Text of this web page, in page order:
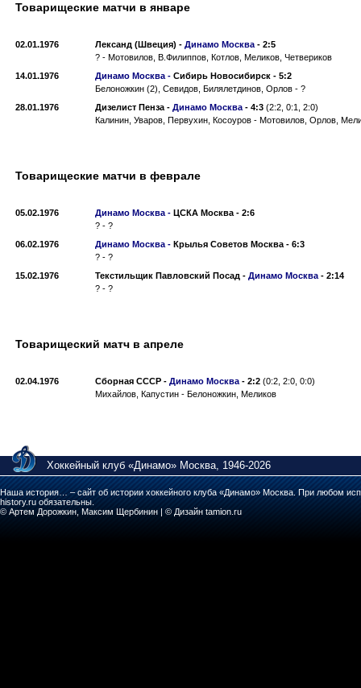
Товарищеские матчи в январе
02.01.1976 Лександ (Швеция) - Динамо Москва - 2:5
? - Мотовилов, В.Филиппов, Котлов, Меликов, Четвериков
14.01.1976
Динамо Москва - Сибирь Новосибирск - 5:2
Белоножкин (2), Севидов, Билялетдинов, Орлов - ?
28.01.1976
Дизелист Пенза - Динамо Москва - 4:3 (2:2, 0:1, 2:0)
Калинин, Уваров, Первухин, Косоуров - Мотовилов, Орлов,
Товарищеские матчи в феврале
05.02.1976 Динамо Москва - ЦСКА Москва - 2:6
? - ?
06.02.1976
Динамо Москва - Крылья Советов Москва - 6:3
? - ?
15.02.1976
Текстильщик Павловский Посад - Динамо Москва - 2:14
? - ?
Товарищеский матч в апреле
02.04.1976 Сборная СССР - Динамо Москва - 2:2 (0:2, 2:0, 0:0)
Михайлов, Капустин - Белоножкин, Меликов
Хоккейный клуб «Динамо» Москва, 1946-2026
Наша история… – сайт об истории хоккейного клуба «Динамо» Москва. При любом
history.ru обязательны.
© Артем Дорожкин, Максим Щербинин | © Дизайн tamion.ru